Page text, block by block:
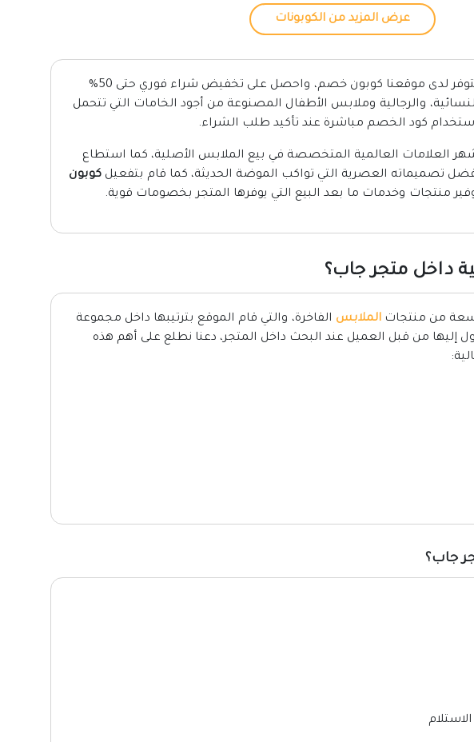
عرض المزيد من الكوبونات
المتوفر لدى موقعنا كوبون خصم، واحصل على تخفيض شراء فوري حتى 50%
والرجالية وملابس الأطفال المصنوعة من أجود الخامات التي تتحمل
كود الخصم مباشرة عند تأكيد طلب الشراء.
العلامات العالمية المتخصصة في بيع الملابس الأصلية، كما استطاع
تصميماته العصرية التي تواكب الموضة الحديثة، كما قام بتفعيل كوبون
منتجات وخدمات ما بعد البيع التي يوفرها المتجر بخصومات قوية.
داخل متجر جاب؟
من منتجات الملابس الفاخرة، والتي قام الموقع بترتيبها داخل مجموعة
إليها من قبل العميل عند البحث داخل المتجر، دعنا نطلع على أهم هذه
جاب؟